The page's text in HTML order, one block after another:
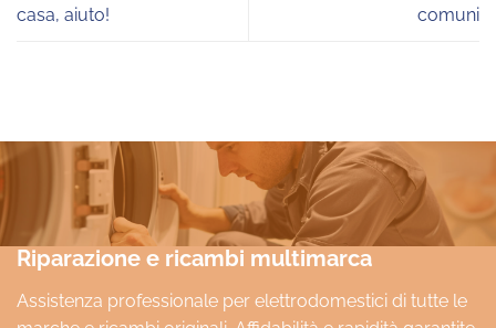
casa, aiuto!
comuni
Riparazione e ricambi multimarca
Assistenza professionale per elettrodomestici di tutte le